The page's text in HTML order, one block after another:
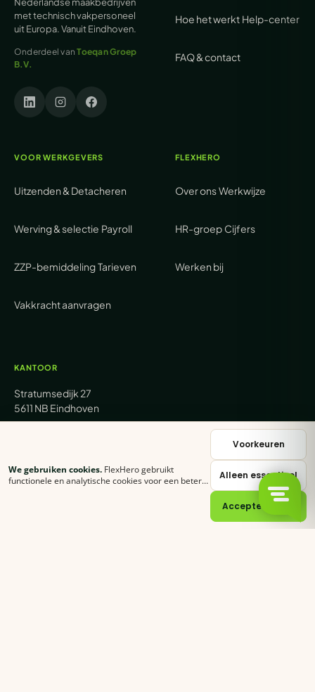
met technisch vakpersoneel
uit Europa. Vanuit Eindhoven.
Onderdeel vanToeqan Groep
B.V.
Hoe het werkt Help-center
FAQ & contact
VOOR WERKGEVERS
Uitzenden & Detacheren
Werving & selectie Payroll
ZZP-bemiddelingTarieven
Vakkracht aanvragen
FLEXHERO
Over onsWerkwijze
HR-groep Cijfers
Werken bij
KANTOOR
Stratumsedijk 27
5611 NB Eindhoven
sales@flexhero.com
We gebruiken cookies. FlexHero gebruikt
functionele en analytische cookies voor een betere
Voorkeuren
Alleen essentieel
Accepteer alles